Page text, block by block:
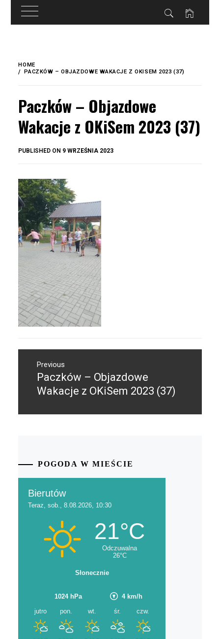
treści
content
HOME
PACZKÓW – OBJAZDOWE WAKACJE Z OKISEM 2023 (37)
Paczków – Objazdowe
Wakacje z OKiSem 2023 (37)
PUBLISHED ON 9 WRZEŚNIA 2023
wpisuPrevious
Previous
post:
Paczków – Objazdowe
Wakacje z OKiSem 2023 (37)
POGODA W MIEŚCIE